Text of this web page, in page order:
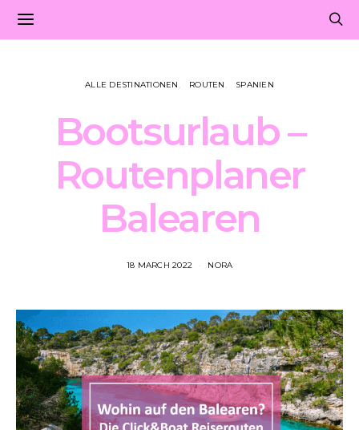
ALLE DESTINATIONEN ROUTEN SPANIEN
Bootsurlaub –
Routenplaner
Balearen
18 MARCH 2022 NORA